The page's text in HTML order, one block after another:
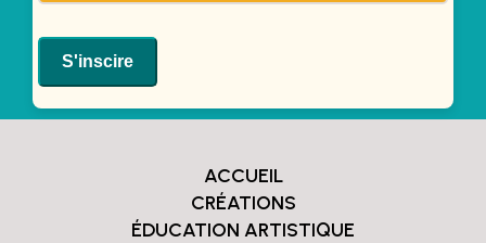
ACCUEIL
CRÉATIONS
ÉDUCATION ARTISTIQUE